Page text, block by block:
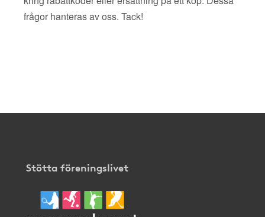
frågor hanteras av oss. Tack!
Stötta föreningslivet